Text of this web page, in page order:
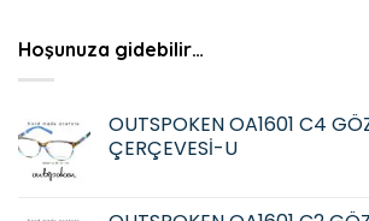
Hoşunuza gidebilir…
OUTSPOKEN OA1601 C4
ÇERÇEVESİ-U